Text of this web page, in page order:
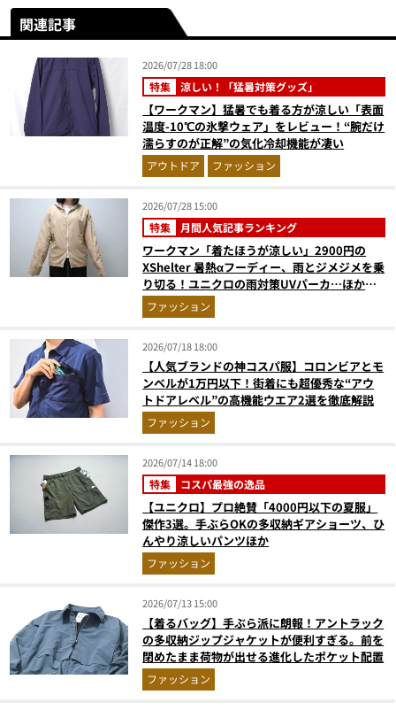
関連記事
2026/07/28 18:00
特集 涼しい！「猛暑対策グッズ」
【ワークマン】猛暑でも着る方が涼しい「表面
温度-10℃の氷撃ウェア」をレビュー！“腕だけ
濡らすのが正解”の気化冷却機能が凄い
アウトドア ファッション
2026/07/28 15:00
特集 月間人気記事ランキング
ワークマン「着たほうが涼しい」2900円の
XShelter 暑熱αフーディー、雨とジメジメを乗
り切る！ユニクロの雨対策UVパーカ…ほか
【アウターの人気記事ランキングベスト3】
（2026年6月版）
ファッション
2026/07/18 18:00
【人気ブランドの神コスパ服】コロンビアとモ
ンベルが1万円以下！街着にも超優秀な“アウ
トドアレベル”の高機能ウエア2選を徹底解説
ファッション
2026/07/14 18:00
特集 コスパ最強の逸品
【ユニクロ】プロ絶賛「4000円以下の夏服」
傑作3選。手ぶらOKの多収納ギアショーツ、ひ
んやり涼しいパンツほか
ファッション
2026/07/13 15:00
【着るバッグ】手ぶら派に朗報！アントラック
の多収納ジップジャケットが便利すぎる。前を
閉めたまま荷物が出せる進化したポケット配置
ファッション